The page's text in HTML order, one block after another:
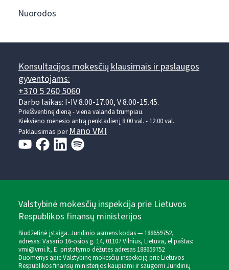
Nuorodos
Konsultacijos mokesčių klausimais ir paslaugos
gyventojams:
+370 5 260 5060
Darbo laikas: I-IV 8.00-17.00, V 8.00-15.45.
Prieššventinę dieną - viena valanda trumpiau.
Kiekvieno mėnesio antrą penktadienį 8.00 val. - 12.00 val.
Paklausimas per Mano VMI
Valstybinė mokesčių inspekcija prie Lietuvos
Respublikos finansų ministerijos
Biudžetinė įstaiga. Juridinio asmens kodas — 188659752,
adresas: Vasario 16-osios g. 14, 01107 Vilnius, Lietuva, el.paštas:
vmi@vmi.lt, E. pristatymo dėžutės adresas 188659752
Duomenys apie Valstybinę mokesčių inspekciją prie Lietuvos
Respublikos finansų ministerijos kaupiami ir saugomi Juridinių